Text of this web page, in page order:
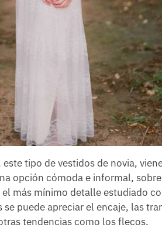
tipo de vestidos de novia,
opción cómoda e informal,
más mínimo detalle estudiado
se puede apreciar el encaje, las
tendencias como los flecos.